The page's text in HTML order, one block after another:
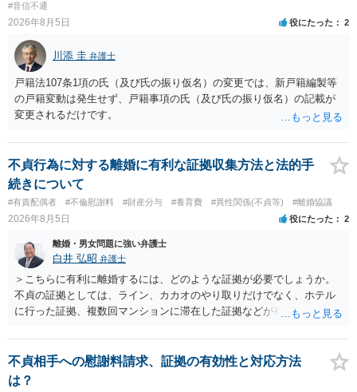
取り決めを行う意思はないと考えたほうが良いでしょう。 もし相手が
示談書を交わす意思があるのでしたら、上記の内容を入れれるだけ示
談書に入れてください。 ＞・この出来事によって関わった病院への相
談や報告はなぜ名誉毀損になるのか。 ただちに名誉棄損には当たりま
せんが、何人もの人に話すと名誉棄損になりえます。 また、業務妨害
や不法行為に当たる可能性もあります。 名誉棄損（民事、刑事とも）
は「公然」（不特定又は多数）と「事実」（相手の社会的外務的名誉
を棄損する内容の事実、侮辱とは異なる）を摘示することで成立しま
す。 この事実は、原則的に、「真実」でも該当してしまいます。 です
ので、相談者さんが、病院担当者1人に話すだけでは公然性を欠きます
ので、名誉棄損には当たりません。ただし、さらに多くの人に相談し
てしまうと、たとえそれが真実であっても名誉棄損に当たる可能性が
生じることになります。 また、相談者さんが病院に相談することによ
り、相手に仕事上の不利益を与えたり、精神的苦痛を与えると、業務
妨害や不法行為（慰謝料の対象）になりますが、その内容が真実であ
れば、正当行為として許されます。 ただし、真実かどうかは、相談者
さんが立証しなければならず、ラインの内容等だけでは、相談者さん
の合意を全うすることができない状況（不同意性）だったかの立証が
難しい状況のように思われます。 もちろん、医師としては恥ずべき行
為ですし、許されないと思いますが、かえって相談者さんが攻撃対象
#音信不通
2026年8月5日 役にたった 2
川添 圭 弁護士
戸籍法107条1項の氏（及び氏の振り仮名）の変更では、新戸籍編製等
の戸籍変動は発生せず、戸籍事項の氏（及び氏の振り仮名）の記載が
変更されるだけです。
不貞行為に対する離婚に有利な証拠収集方法と法的手
続きについて
#有責配偶者 #不倫慰謝料 #財産分与 #養育費 #異性関係(不貞等) #離婚協議
2026年8月5日 役にたった 2
離婚・男女問題に強い弁護士
白井 弘昭 弁護士
＞こちらに有利に離婚するには、どのような証拠が必要でしょうか。
不貞の証拠としては、ライン、カカオのやり取りだけでなく、ホテル
に行った証拠、複数回マンションに滞在した証拠などが有効です。 不
婚する、慰謝料をとるなど）ことができると思われます。 ただし、不
貞発覚後、長期間同居を続けると、不貞を許したとの評価につながる
場合がありますので、ご注意ください。 以上、ご参考まで。
不貞相手への慰謝料請求、証拠の有効性と対応方法
は？